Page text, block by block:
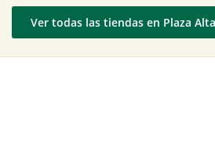
Ver todas las tiendas en Plaza